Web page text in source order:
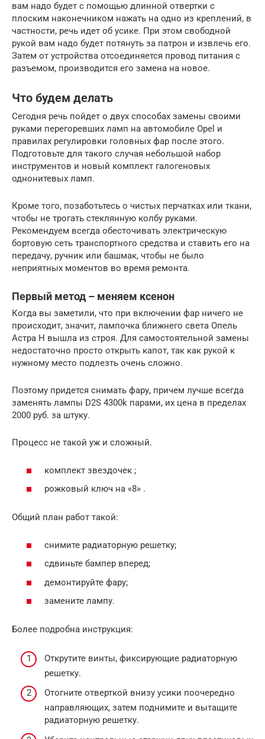
вам надо будет с помощью длинной отвертки с
плоским наконечником нажать на одно из креплений, в
частности, речь идет об усике. При этом свободной
рукой вам надо будет потянуть за патрон и извлечь его.
Затем от устройства отсоединяется провод питания с
разъемом, производится его замена на новое.
Что будем делать
Сегодня речь пойдет о двух способах замены своими
руками перегоревших ламп на автомобиле Opel и
правилах регулировки головных фар после этого.
Подготовьте для такого случая небольшой набор
инструментов и новый комплект галогеновых
однонитевых ламп.
Кроме того, позаботьтесь о чистых перчатках или ткани,
чтобы не трогать стеклянную колбу руками.
Рекомендуем всегда обесточивать электрическую
бортовую сеть транспортного средства и ставить его на
передачу, ручник или башмак, чтобы не было
неприятных моментов во время ремонта.
Первый метод – меняем ксенон
Когда вы заметили, что при включении фар ничего не
происходит, значит, лампочка ближнего света Опель
Астра H вышла из строя. Для самостоятельной замены
недостаточно просто открыть капот, так как рукой к
нужному место подлезть очень сложно.
Поэтому придется снимать фару, причем лучше всегда
заменять лампы D2S 4300k парами, их цена в пределах
2000 руб. за штуку.
Процесс не такой уж и сложный.
комплект звездочек ;
рожковый ключ на «8» .
Общий план работ такой:
снимите радиаторную решетку;
сдвиньте бампер вперед;
демонтируйте фару;
замените лампу.
Более подробна инструкция:
Открутите винты, фиксирующие радиаторную
решетку.
Отогните отверткой внизу усики поочередно
направляющих, затем поднимите и вытащите
радиаторную решетку.